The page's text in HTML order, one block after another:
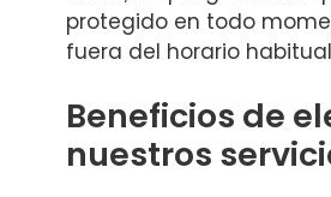
protegido en todo
fuera del horario
Beneficios de
nuestros